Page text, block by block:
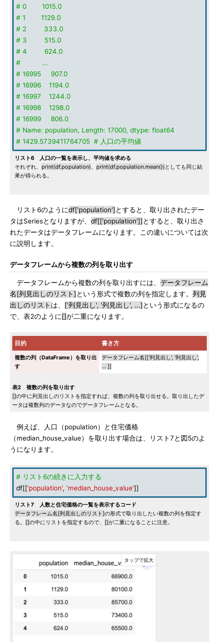
# 0 1015.0
# 1 1129.0
# 2 333.0
# 3 515.0
# 4 624.0
# ...
# 16995 907.0
# 16996 1194.0
# 16997 1244.0
# 16998 1298.0
# 16999 806.0
# Name: population, Length: 17000, dtype: float64
# 1429.5739411764705 # 人口の平均値
リスト6 人口の一覧を表示し、平均値を求める
それぞれ、 print(df.population)、 print(df.population.mean()) としても同じ結
果が得られる。
リスト6のようにdf['population']とすると、取り出されたデー
タはSeriesとなりますが、 df[['population']]とすると、取り出さ
れたデータはデータフレームになります。この違いについては次
に説明します。
データフレームから複数の列を取り出す
データフレームから複数の列を取り出すには、 データフレーム
名[列見出しのリスト]という形式で複数の列を指定します。 列見
出しのリスト は、 ['列見出し', '列見出し', ...]という形式になるの
で、表2のように[]が二重になります。
目的 書き方
複数の列（DataFrame）を取り出
す
データフレーム名[['列見出し', '列見出し',
... ]]
表2 複数の列を取り出す
[]の中に列見出しのリストを指定すれば、複数の列を取り出せる。取り出したデ
ータは複数列のデータなのでデータフレームとなる。
例えば、人口（population）と住宅価格
（median_house_value）を取り出す場合は、リスト7と図5のよ
うになります。
# リスト6の続きに入力する
df[['population', 'median_house_value']]
リスト7 人数と住宅価格の一覧を表示するコード
データフレーム名[列見出しのリスト]の形式で取り出したい複数の列を指定す
る。 []の中にリストを指定するので、 []が二重になることに注意。